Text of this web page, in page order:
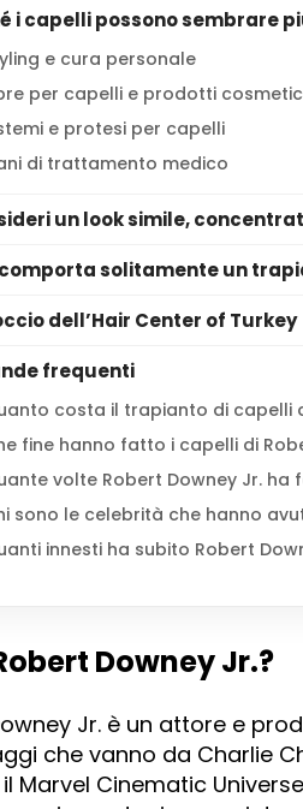
i capelli possono sembrare
e cura personale
per capelli e prodotti
e protesi per capelli
di trattamento medico
un look simile,
solitamente un
dell’Hair Center of Turkey
frequenti
costa il trapianto di capelli
fine hanno fatto i capelli di
volte Robert Downey Jr.
sono le celebrità che hanno
innesti ha subito Robert
Downey Jr.?
Jr. è un attore e
che vanno da Charlie
Marvel Cinematic